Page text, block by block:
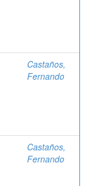
Castaños,
Fernando
Castaños,
Fernando